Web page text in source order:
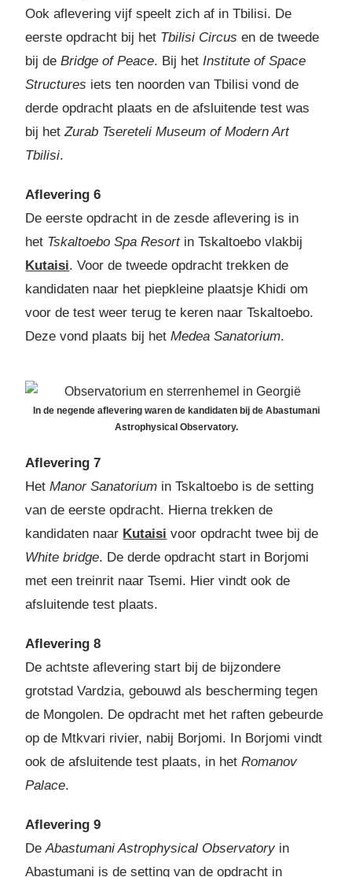
Ook aflevering vijf speelt zich af in Tbilisi. De
eerste opdracht bij het Tbilisi Circus en de tweede
bij deBridge of Peace. Bij het Institute of Space
Structures iets ten noorden van Tbilisi vond de
derde opdracht plaats en de afsluitende test was
bij hetZurab Tsereteli Museum of Modern Art
Tbilisi.
Aflevering 6
De eerste opdracht in de zesde aflevering is in
het Tskaltoebo Spa Resortin Tskaltoebo vlakbij
Kutaisi. Voor de tweede opdracht trekken de
kandidaten naar het piepkleine plaatsje Khidi om
voor de test weer terug te keren naar Tskaltoebo.
Deze vond plaats bij hetMedea Sanatorium.
In de negende aflevering waren de kandidaten bij de Abastumani
Astrophysical Observatory.
Aflevering 7
HetManor Sanatorium in Tskaltoebo is de setting
van de eerste opdracht. Hierna trekken de
kandidaten naar Kutaisi voor opdracht twee bij de
White bridge. De derde opdracht start in Borjomi
met een treinrit naar Tsemi. Hier vindt ook de
afsluitende test plaats.
Aflevering 8
De achtste aflevering start bij de bijzondere
grotstad Vardzia, gebouwd als bescherming tegen
de Mongolen. De opdracht met het raften gebeurde
op de Mtkvari rivier, nabij Borjomi. In Borjomi vindt
ook de afsluitende test plaats, in hetRomanov
Palace.
Aflevering 9
DeAbastumani Astrophysical Observatory in
Abastumani is de setting van de opdracht in